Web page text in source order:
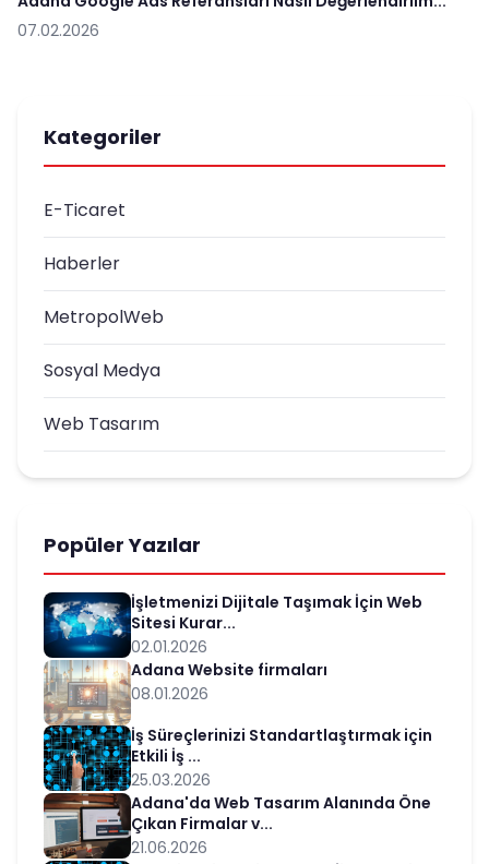
07.02.2026
Kategoriler
E-Ticaret
Haberler
MetropolWeb
Sosyal Medya
Web Tasarım
Popüler Yazılar
İşletmenizi Dijitale Taşımak İçin Web
Sitesi Kurar...
02.01.2026
Adana Website firmaları
08.01.2026
İş Süreçlerinizi Standartlaştırmak için
Etkili İş ...
25.03.2026
Adana'da Web Tasarım Alanında Öne
Çıkan Firmalar v...
21.06.2026